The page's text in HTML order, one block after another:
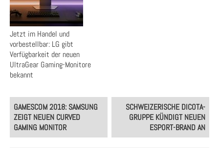
Jetzt im Handel und
vorbestellbar: LG gibt
Verfügbarkeit der neuen
UltraGear Gaming-Monitore
bekannt
Post
navigation
GAMESCOM 2018: SAMSUNG
ZEIGT NEUEN CURVED
GAMING MONITOR
SCHWEIZERISCHE DICOTA-
GRUPPE KÜNDIGT NEUEN
ESPORT-BRAND AN